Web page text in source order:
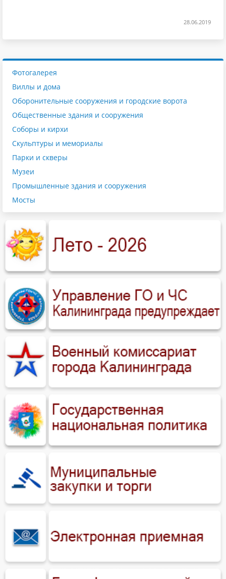
28.06.2019
Фотогалерея
Виллы и дома
Оборонительные сооружения и городские ворота
Общественные здания и сооружения
Соборы и кирхи
Скульптуры и мемориалы
Парки и скверы
Музеи
Промышленные здания и сооружения
Мосты